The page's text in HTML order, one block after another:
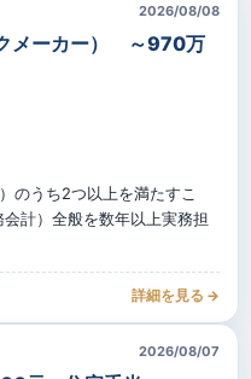
2026/08/08
メーカー） ～970万
のうち2つ以上を満たすこ
計）全般を数年以上実務担
詳細を見る →
2026/08/07